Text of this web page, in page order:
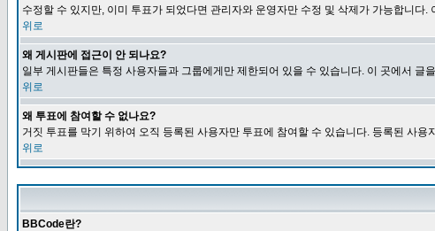
수정할 수 있지만, 이미 투표가 되었다면 관리자와 운영자만 수정 및 삭제가 가능합니
위로
왜 게시판에 접근이 안 되나요?
일부 게시판들은 특정 사용자들과 그룹에게만 제한되어 있을 수 있습니다. 이 곳에서
위로
왜 투표에 참여할 수 없나요?
거짓 투표를 막기 위하여 오직 등록된 사용자만 투표에 참여할 수 있습니다. 등록된 사
위로
BBCode란?